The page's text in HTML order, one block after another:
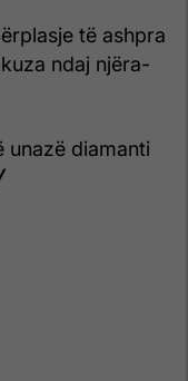
të ashpra
ndaj njëra-
unazë diamanti